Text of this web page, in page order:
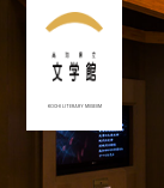
KOCHI LITERARY MUSEUM